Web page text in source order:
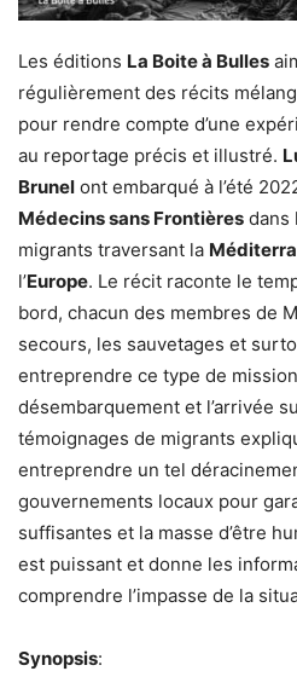
Les éditions La Boite à Bulles
régulièrement des récits
pour rendre compte d’une
au reportage précis et illustré.
Brunel ont embarqué à l’été
Médecins sans Frontières dans
migrants traversant la
l’Europe. Le récit raconte le
bord, chacun des membres de
secours, les sauvetages et
entreprendre ce type de
désembarquement et l’arrivée
témoignages de migrants
entreprendre un tel
gouvernements locaux pour
suffisantes et la masse d’être
est puissant et donne les
comprendre l’impasse de la
Synopsis: